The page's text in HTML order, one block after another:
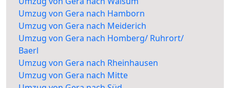
Umzug von Gera nach Hamborn
Umzug von Gera nach Meiderich
Umzug von Gera nach Homberg/ Ruhrort/
Baerl
Umzug von Gera nach Rheinhausen
Umzug von Gera nach Mitte